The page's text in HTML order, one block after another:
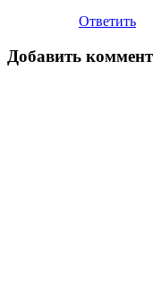
Ответить
Добавить